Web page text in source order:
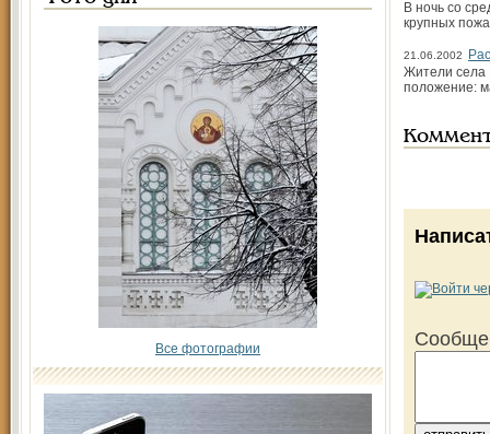
Все фотографии
В ночь со
крупных
21.06.2002
Жители села
положение: